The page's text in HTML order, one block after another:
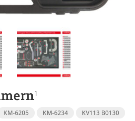
KM-6205 KM-6234
KV113 B0130